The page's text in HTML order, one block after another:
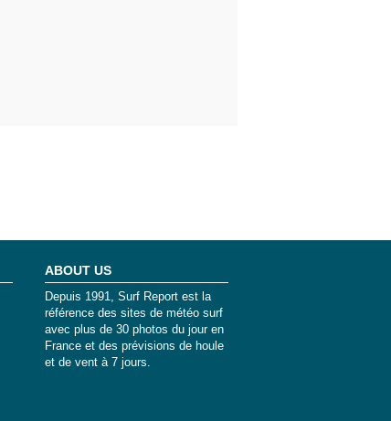
ABOUT US
Depuis 1991, Surf Report est la
référence des sites de météo surf
avec plus de 30 photos du jour en
France et des prévisions de houle
et de vent à 7 jours.